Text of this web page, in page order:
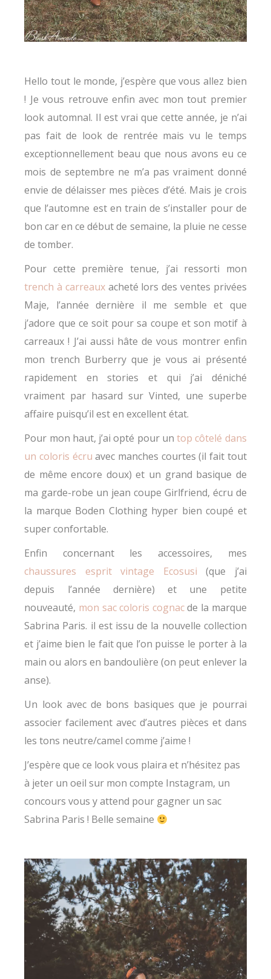
Hello tout le monde, j’espère que vous allez bien
! Je vous retrouve enfin avec mon tout premier
look automnal. Il est vrai que cette année, je n’ai
pas fait de look de rentrée mais vu le temps
exceptionnellement beau que nous avons eu ce
mois de septembre ne m’a pas vraiment donné
envie de délaisser mes pièces d’été. Mais je crois
que l’automne est en train de s’installer pour de
bon car en ce début de semaine, la pluie ne cesse
de tomber.
Pour cette première tenue, j’ai ressorti mon
trench à carreauxacheté lors des ventes privées
Maje, l’année dernière il me semble et que
j’adore que ce soit pour sa coupe et son motif à
carreaux ! J’ai aussi hâte de vous montrer enfin
mon trench Burberry que je vous ai présenté
rapidement en stories et qui j’ai déniché
vraiment par hasard sur Vinted, une superbe
affaire puisqu’il est en excellent état.
Pour mon haut, j’ai opté pour untop côtelé dans
un coloris écru avec manches courtes (il fait tout
de même encore doux) et un grand basique de
ma garde-robe un jean coupe Girlfriend, écru de
la marque Boden Clothing hyper bien coupé et
super confortable.
Enfin concernant les accessoires, mes
chaussures esprit vintage Ecosusi (que j’ai
depuis l’année dernière) et une petite
nouveauté, mon sac coloris cognacde la marque
Sabrina Paris. il est issu de la nouvelle collection
et j’aime bien le fait que l’on puisse le porter à la
main ou alors en bandoulière (on peut enlever la
anse).
Un look avec de bons basiques que je pourrai
associer facilement avec d’autres pièces et dans
les tons neutre/camel comme j’aime !
J’espère que ce look vous plaira et n’hésitez pas
à jeter un oeil sur mon compte Instagram, un
concours vous y attend pour gagner un sac
Sabrina Paris ! Belle semaine